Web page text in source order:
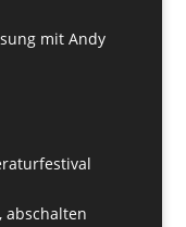
mit Andy
abschalten